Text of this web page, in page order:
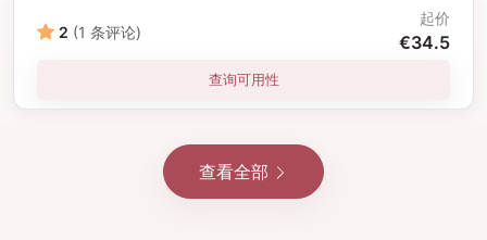
2 (1 条评论)
起价
€34.5
查询可用性
查看全部